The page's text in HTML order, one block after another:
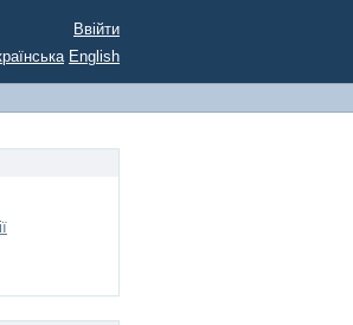
Ввійти
English